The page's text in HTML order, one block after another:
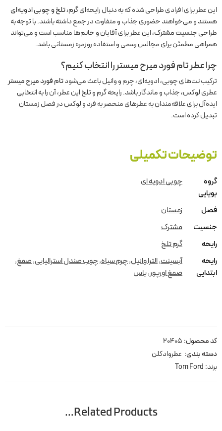
این عطر برای افرادی طراحی شده که به دنبال رایحه‌ایگرم، تلخ و چوبی ادویه‌ای
هستند و می‌خواهند حضوری جذاب و متفاوت در جمع داشته باشند. با توجه به
طراحیجنسیت مشترک، این عطر برای آقایان و خانم‌ها مناسب است و می‌تواند
همراهی مطمئن برای مجالس رسمی و استفاده روزمره زمستانی باشد.
چرا عطر تام فورد میرح میستر را انتخاب کنیم؟
ترکیب نت‌های چوبی، ادویه‌ای، چرم و وانیل باعث می‌شودتام فورد میرح میستر
عطری لوکس، جذاب و ماندگار باشد. رایحه گرم و تلخ این عطر، آن را به انتخابی
ایده‌آل برای علاقه‌مندان به عطرهای منحصر به فرد و لوکس در فصل زمستان
تبدیل کرده است.
توضیحات تکمیلی
گروه
بویایی
چوبی ادویه ای
فصل
زمستان
جنسیت
مشترک
رایحه
گرم تلخ
رایحه
ابتدایی
آبسینت,الترا وانیل,چرم سیاه,چوب صندل استرالیایی,صمغ,
صمغ اورپور,یاس
کد محصول: 20405
دسته بندی: عطروادکلن
برند: Tom Ford
Related Products…